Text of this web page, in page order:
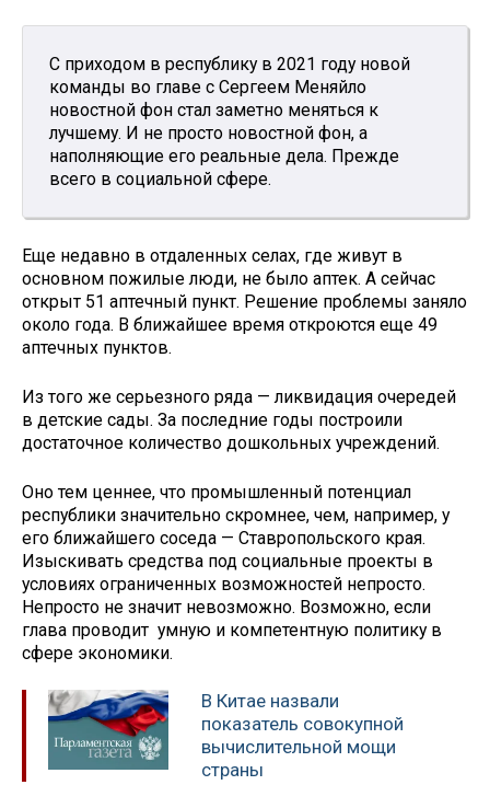
С приходом в республику в 2021 году новой
команды во главе с Сергеем Меняйло
новостной фон стал заметно меняться к
лучшему. И не просто новостной фон, а
наполняющие его реальные дела. Прежде
всего в социальной сфере.
Еще недавно в отдаленных селах, где живут в
основном пожилые люди, не было аптек. А сейчас
открыт 51 аптечный пункт. Решение проблемы заняло
около года. В ближайшее время откроются еще 49
аптечных пунктов.
Из того же серьезного ряда — ликвидация очередей
в детские сады. За последние годы построили
достаточное количество дошкольных учреждений.
Оно тем ценнее, что промышленный потенциал
республики значительно скромнее, чем, например, у
его ближайшего соседа — Ставропольского края.
Изыскивать средства под социальные проекты в
условиях ограниченных возможностей непросто.
Непросто не значит невозможно. Возможно, если
глава проводит умную и компетентную политику в
сфере экономики.
В Китае назвали
показатель совокупной
вычислительной мощи
страны